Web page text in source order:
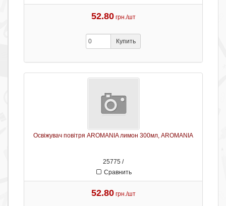
52.80 грн./шт
Купить
Освіжувач повітря AROMANIA лимон 300мл, AROMANIA
25775 /
Сравнить
52.80 грн./шт